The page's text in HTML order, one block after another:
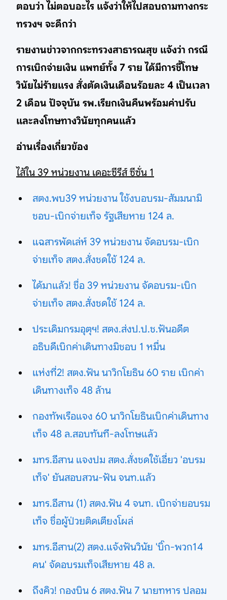
ตอบว่า ไม่ตอบอะไร แจ้งว่าให้ไปสอบถามทางกระ
ทรวงฯ จะดีกว่า
รายงานข่าวจากกระทรวงสาธารณสุข แจ้งว่า กรณี
การเบิกจ่ายเงิน แพทย์ทั้ง 7 ราย ได้มีการชี้โทษ
วินัยไม่ร้ายแรง สั่งตัดเงินเดือนร้อยละ 4 เป็นเวลา
2 เดือน ปัจจุบัน รพ.เรียกเงินคืนพร้อมค่าปรับ
และลงโทษทางวินัยทุกคนแล้ว
อ่านเรื่องเกี่ยวข้อง
ไส้ใน 39 หน่วยงาน เดอะซีรีส์ ซีซั่น 1
สตง.พบ39 หน่วยงาน ใช้งบอบรม-สัมมนามิ
ชอบ-เบิกจ่ายเท็จ รัฐเสียหาย 124 ล.
แฉสารพัดเล่ห์ 39 หน่วยงาน จัดอบรม-เบิก
จ่ายเท็จ สตง.สั่งชดใช้ 124 ล.
ได้มาแล้ว! ชื่อ 39 หน่วยงาน จัดอบรม-เบิก
จ่ายเท็จ สตง.สั่งชดใช้ 124 ล.
ประเดิมกรมอุตุฯ! สตง.ส่งป.ป.ช.ฟันอดีต
อธิบดีเบิกค่าเดินทางมิชอบ 1 หมื่น
แห่งที่2! สตง.ฟัน นาวิกโยธิน 60 ราย เบิกค่า
เดินทางเท็จ 48 ล้าน
กองทัพเรือแจง 60 นาวิกโยธินเบิกค่าเดินทาง
เท็จ 48 ล.สอบทันที-ลงโทษแล้ว
มทร.อีสาน แจงปม สตง.สั่งชดใช้เอี่ยว 'อบรม
เท็จ' ยันสอบสวน-ฟัน จนท.แล้ว
มทร.อีสาน (1) สตง.ฟัน 4 จนท. เบิกจ่ายอบรม
เท็จ ชื่อผู้ป่วยติดเตียงโผล่
มทร.อีสาน(2) สตง.แจ้งฟันวินัย 'บิ๊ก-พวก14
คน' จัดอบรมเท็จเสียหาย 48 ล.
ถึงคิว! กองบิน 6 สตง.ฟัน 7 นายทหาร ปลอม